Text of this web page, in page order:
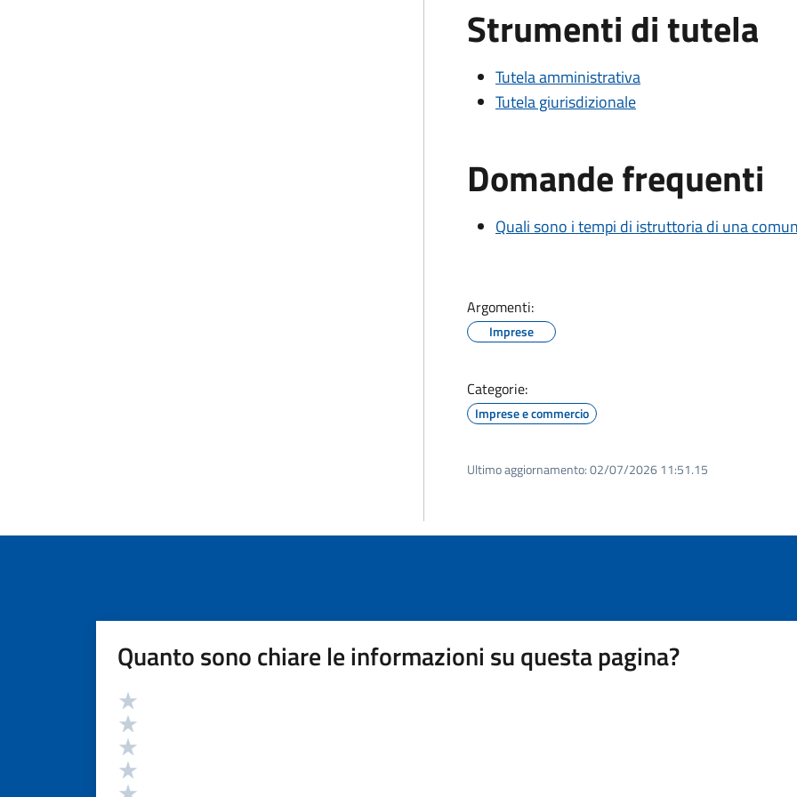
Strumenti di tutela
Tutela amministrativa
Tutela giurisdizionale
Domande frequenti
Quali sono i tempi di istruttoria di una
Argomenti:
Imprese
Categorie:
Imprese e commercio
Ultimo aggiornamento:02/07/2026 11:51.15
Quanto sono chiare le informazioni su questa pagina?
Valutazione